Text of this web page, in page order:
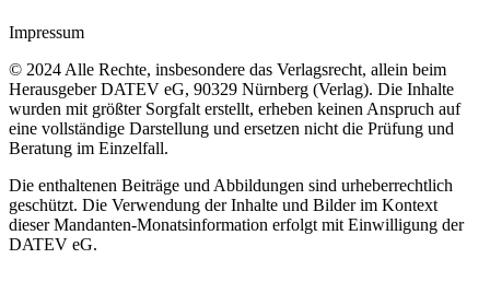
Impressum
© 2024 Alle Rechte, insbesondere das Verlagsrecht, allein beim
Herausgeber DATEV eG, 90329 Nürnberg (Verlag). Die Inhalte
wurden mit größter Sorgfalt erstellt, erheben keinen Anspruch auf
eine vollständige Darstellung und ersetzen nicht die Prüfung und
Beratung im Einzelfall.
Die enthaltenen Beiträge und Abbildungen sind urheberrechtlich
geschützt. Die Verwendung der Inhalte und Bilder im Kontext
dieser Mandanten-Monatsinformation erfolgt mit Einwilligung der
DATEV eG.